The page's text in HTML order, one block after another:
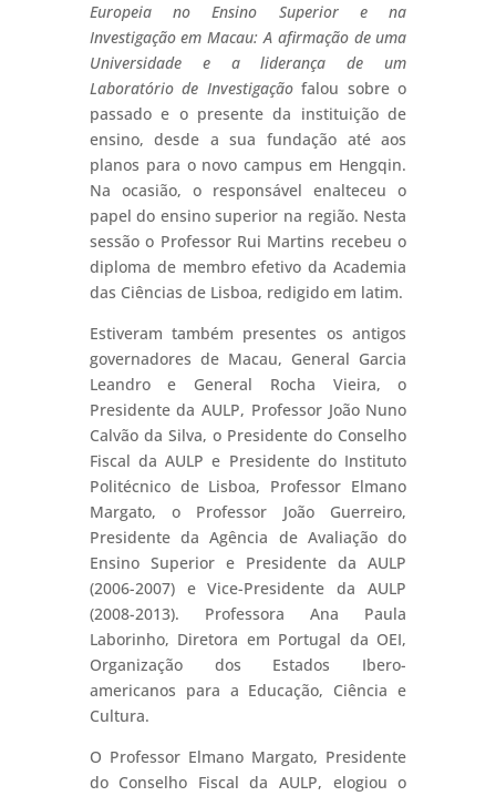
Europeia no Ensino Superior e na
Investigação em Macau: A afirmação de uma
Universidade e a liderança de um
Laboratório de Investigaçãofalou sobre o
passado e o presente da instituição de
ensino, desde a sua fundação até aos
planos para o novo campus em Hengqin.
Na ocasião, o responsável enalteceu o
papel do ensino superior na região. Nesta
sessão o Professor Rui Martins recebeu o
diploma de membro efetivo da Academia
das Ciências de Lisboa, redigido em latim.
Estiveram também presentes os antigos
governadores de Macau, General Garcia
Leandro e General Rocha Vieira, o
Presidente da AULP, Professor João Nuno
Calvão da Silva, o Presidente do Conselho
Fiscal da AULP e Presidente do Instituto
Politécnico de Lisboa, Professor Elmano
Margato, o Professor João Guerreiro,
Presidente da Agência de Avaliação do
Ensino Superior e Presidente da AULP
(2006-2007) e Vice-Presidente da AULP
(2008-2013). Professora Ana Paula
Laborinho, Diretora em Portugal da OEI,
Organização dos Estados Ibero-
americanos para a Educação, Ciência e
Cultura.
O Professor Elmano Margato, Presidente
do Conselho Fiscal da AULP, elogiou o